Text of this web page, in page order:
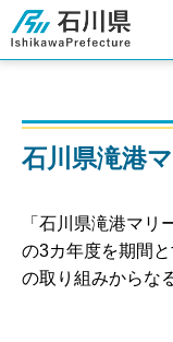
石川県
石川県滝港
「石川県滝港マ
の3カ年度を期間
の取り組みから